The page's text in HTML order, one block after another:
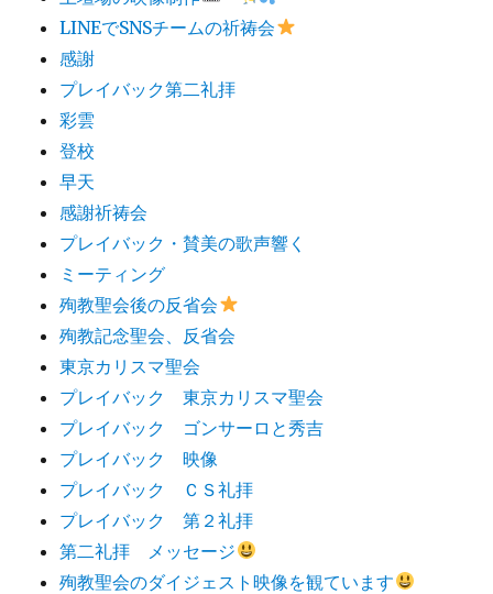
LINEでSNSチームの祈祷会
感謝
プレイバック第二礼拝
彩雲
登校
早天
感謝祈祷会
プレイバック・賛美の歌声響く
ミーティング
殉教聖会後の反省会
殉教記念聖会、反省会
東京カリスマ聖会
プレイバック 東京カリスマ聖会
プレイバック ゴンサーロと秀吉
プレイバック 映像
プレイバック ＣＳ礼拝
プレイバック 第２礼拝
第二礼拝 メッセージ
殉教聖会のダイジェスト映像を観ています